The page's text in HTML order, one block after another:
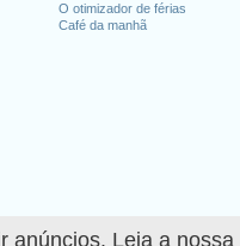
anúncios. Leia a nossa
O otimizador de férias
Café da manhã